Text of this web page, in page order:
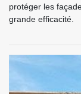
protéger les
grande efficacité.